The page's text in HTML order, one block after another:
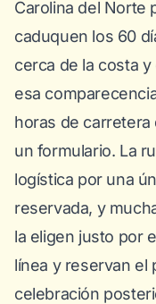
Carolina del Norte
caduquen los 60
cerca de la costa
esa
horas de carretera
un formulario. La
logística por una
reservada, y
la eligen justo por
línea y reservan el
celebración